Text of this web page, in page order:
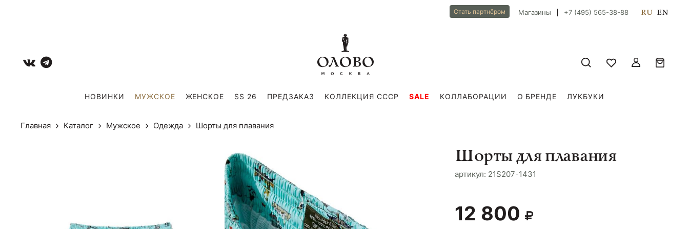
Стать партнёром Магазины +7 (495) 565-38-88 RU EN
НОВИНКИ МУЖCКОЕ ЖЕНСКОЕ SS 26 ПРЕДЗАКАЗ КОЛЛЕКЦИЯ СССР SALE КОЛЛАБОРАЦИИ О БРЕНДЕ ЛУКБУКИ
Главная Каталог Мужcкое Одежда Шорты для плавания
Шорты для плавания
aртикул: 21S207-1431
12 800